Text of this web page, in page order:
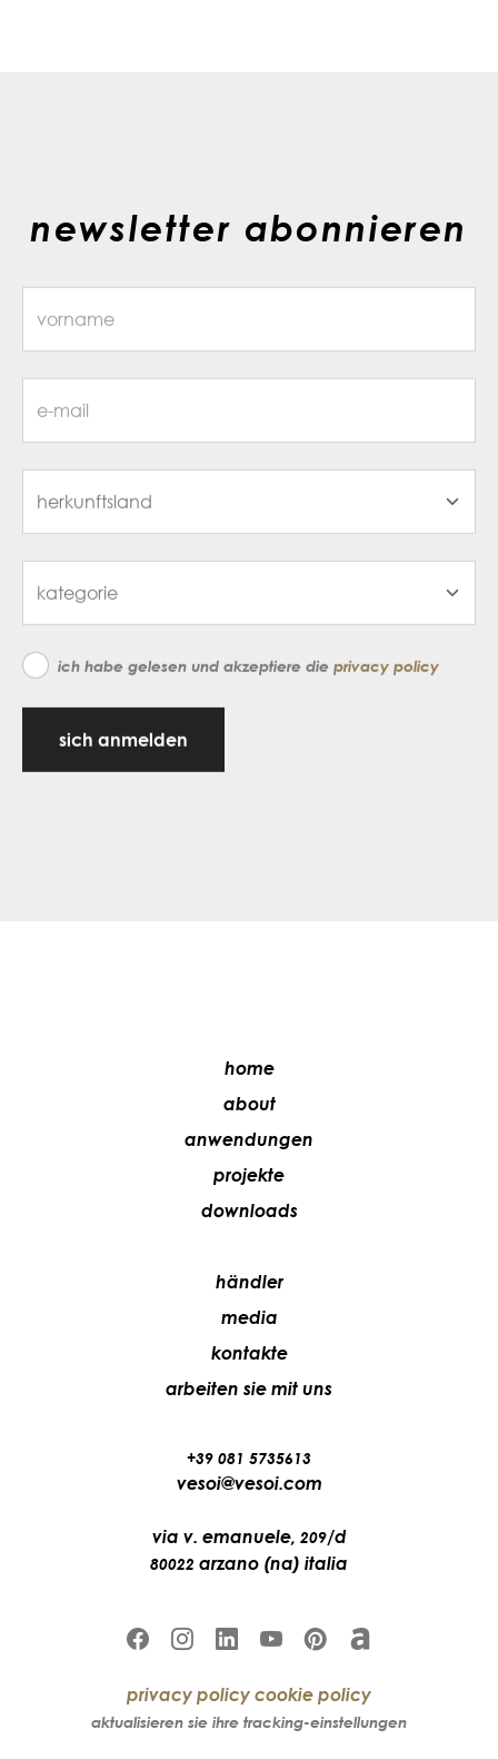
newsletter abonnieren
ich habe gelesen und akzeptiere die privacy policy
sich anmelden
home
about
anwendungen
projekte
downloads
händler
media
kontakte
arbeiten sie mit uns
+39 081 5735613
vesoi@vesoi.com
via v. emanuele, 209/d
80022 arzano (na) italia
privacy policy cookie policy
aktualisieren sie ihre tracking-einstellungen